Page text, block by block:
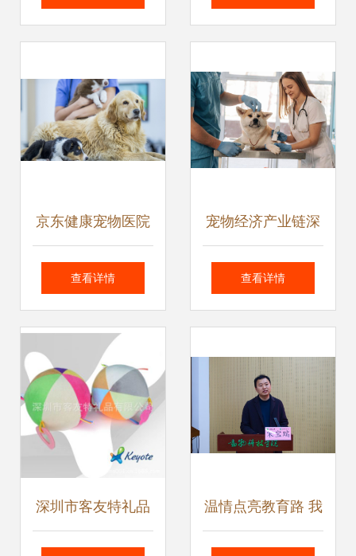
发选择
京东健康宠物医院
上线，携手奉贤打
查看详情
宠物经济产业链深
度解析 从食品到服
查看详情
深圳市客友特礼品 温情点亮教育路 我